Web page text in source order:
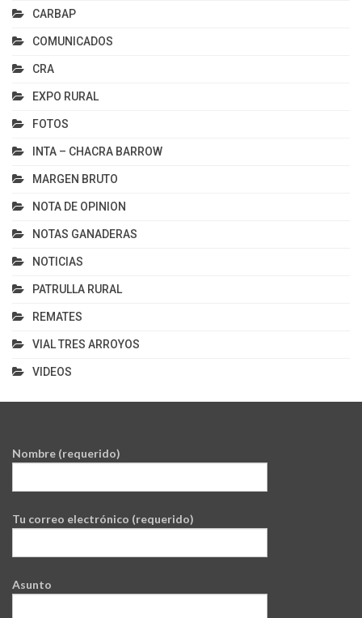
CARBAP
COMUNICADOS
CRA
EXPO RURAL
FOTOS
INTA – CHACRA BARROW
MARGEN BRUTO
NOTA DE OPINION
NOTAS GANADERAS
NOTICIAS
PATRULLA RURAL
REMATES
VIAL TRES ARROYOS
VIDEOS
Nombre (requerido)
Tu correo electrónico (requerido)
Asunto